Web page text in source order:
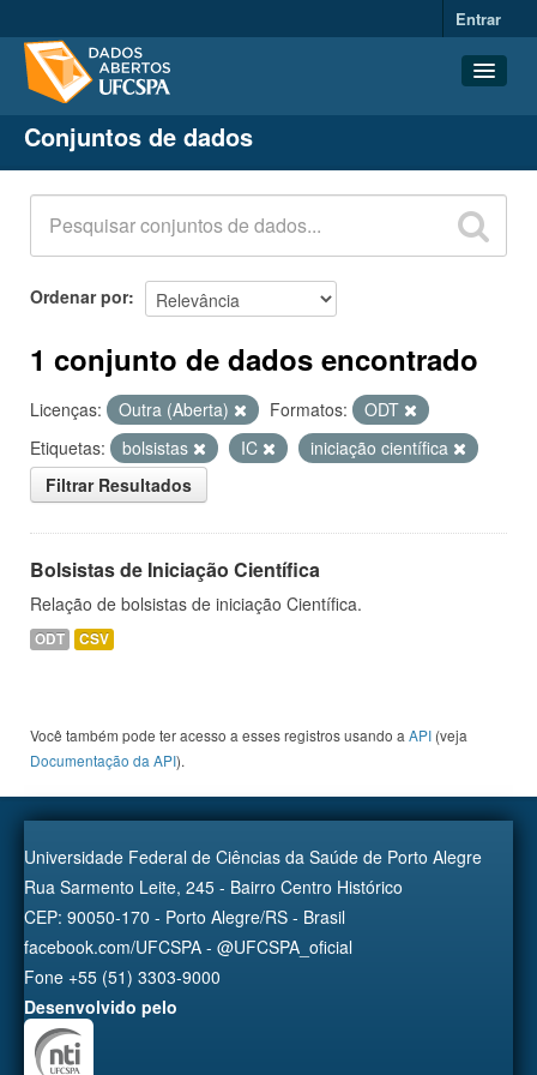
Entrar
Conjuntos de dados
Organizações
Grupos
Sobre
Conjuntos de dados
Ordenar por
1 conjunto de dados encontrado
Licenças: Outra (Aberta) Formatos:
ODT
Etiquetas:
bolsistas IC
iniciação científica
Filtrar Resultados
Bolsistas de Iniciação Científica
Relação de bolsistas de iniciação Científica.
ODT CSV
Você também pode ter acesso a esses registros usando a API (veja
Documentação da API).
Universidade Federal de Ciências da Saúde de Porto Alegre
Rua Sarmento Leite, 245 - Bairro Centro Histórico
CEP: 90050-170 - Porto Alegre/RS - Brasil
facebook.com/UFCSPA - @UFCSPA_oficial
Fone +55 (51) 3303-9000
Desenvolvido pelo